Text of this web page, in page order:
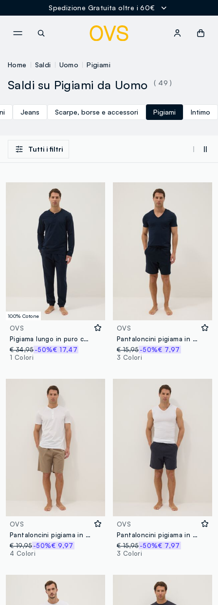
Spedizione Gratuita oltre i 60€
Home Saldi Uomo Pigiami
Saldi su Pigiami da Uomo ( 49 )
Jeans Scarpe, borse e accessori Pigiami Intimo
Tutti i filtri
100% Cotone
OVS
Pigiama lungo in puro cotone Supima blu regular fit con collo serafino
€ 34,95-50%€ 17,47
1 Colori
OVS
Pantaloncini pigiama in misto cotone blu regular fit
€ 15,95 -50%€ 7,97
3 Colori
OVS
Pantaloncini pigiama in misto cotone e lino beige regular fit
€ 19,95-50%€ 9,97
4 Colori
OVS
Pantaloncini pigiama in misto cotone grigi regular fit
€ 15,95 -50%€ 7,97
3 Colori